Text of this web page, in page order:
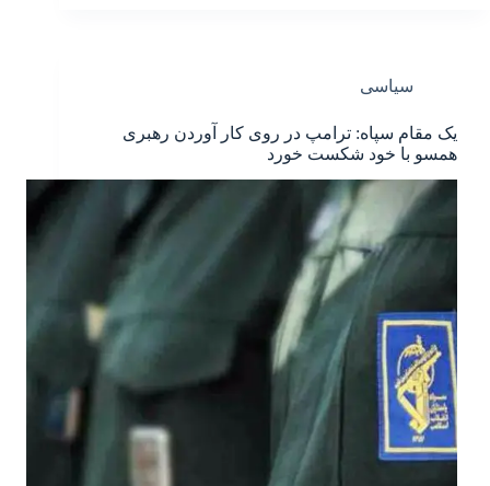
سیاسی
یک مقام سپاه: ترامپ در روی کار آوردن رهبری
همسو با خود شکست خورد